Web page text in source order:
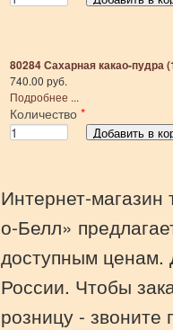
80284 Сахарная какао-пудра
740.00 руб.
Подробнее ...
Количество *
Интернет-магазин
о-Белл»
доступным ценам.
России. Чтобы
розницу -